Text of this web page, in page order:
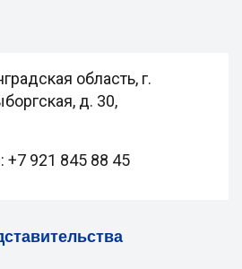
область, г.
д. 30,
921 845 88 45